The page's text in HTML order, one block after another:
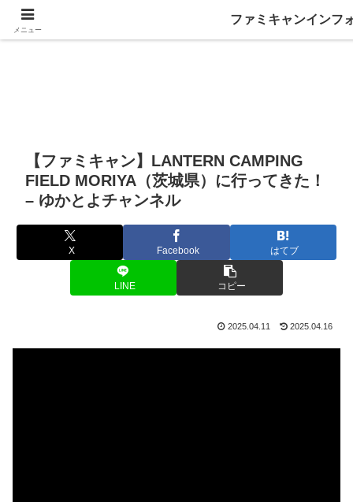
【ファミキャン】LANTERN CAMPING
FIELD MORIYA（茨城県）に行ってきた！
– ゆかとよチャンネル
X Facebook はてブ
LINE コピー
2025.04.11 2025.04.16
メニュー
ファミキャンインフ